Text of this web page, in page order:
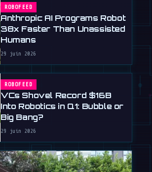
ROBOFEED
Anthropic AI Programs Robot
38x Faster Than Unassisted
Humans
29 juin 2026
ROBOFEED
VCs Shovel Record $16B
Into Robotics in Q1: Bubble or
Big Bang?
29 juin 2026